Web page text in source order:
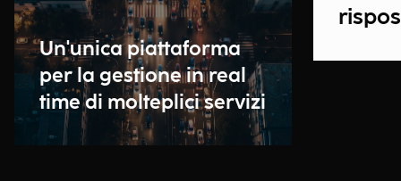
Un'unica piattaforma
per la gestione in real
time di molteplici servizi